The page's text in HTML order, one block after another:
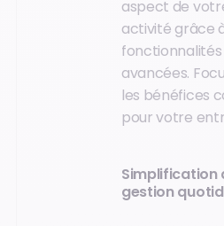
aspect de
activité grâce
fonctionnalités
avancées.
les bénéfices
pour votre
Simplification
gestion